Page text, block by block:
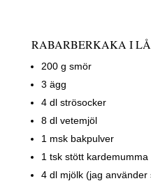
RABARBERKAKA I
200 g smör
3 ägg
4 dl strösocker
8 dl vetemjöl
1 msk bakpulver
1 tsk stött kardemumma
4 dl mjölk (jag använder